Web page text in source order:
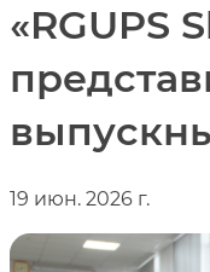
«RGUPS
19 июн. 2026 г.